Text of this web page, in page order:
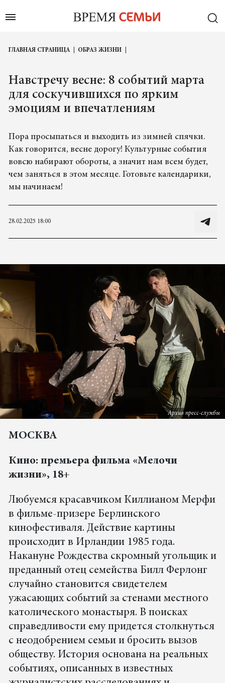
ГЛАВНАЯ СТРАНИЦА ОБРАЗ ЖИЗНИ
Навстречу весне: 8 событий марта
для соскучившихся по ярким
эмоциям и впечатлениям
Пора просыпаться и выходить из зимней спячки.
Как говорится, весне дорогу! Культурные события
вовсю набирают обороты, а значит нам всем будет,
чем заняться в этом месяце. Готовьте календарики,
мы начинаем!
28.02.2025 18:00
Архив пресс-службы
МОСКВА
Кино: премьера фильма «Мелочи
жизни», 18+
Любуемся красавчиком Киллианом Мерфи
в фильме-призере Берлинского
кинофестиваля. Действие картины
происходит в Ирландии 1985 года.
Накануне Рождества скромный угольщик и
преданный отец семейства Билл Ферлонг
случайно становится свидетелем
ужасающих событий за стенами местного
католического монастыря. В поисках
справедливости ему придется столкнуться
с неодобрением семьи и бросить вызов
обществу. История основана на реальных
событиях, описанных в известных